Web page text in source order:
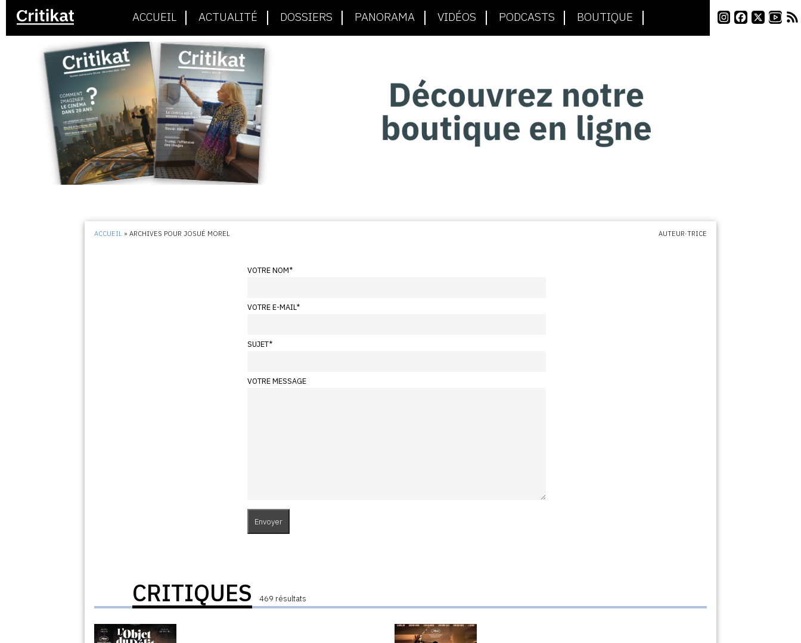
ACCUEIL ACTUALITÉ DOSSIERS PANORAMA VIDÉOS PODCASTS BOUTIQUE
ACCUEIL »ARCHIVES POUR JOSUÉ MOREL AUTEUR·TRICE
VOTRE NOM*
VOTRE E-MAIL*
SUJET*
VOTRE MESSAGE
CRITIQUES 469 résultats